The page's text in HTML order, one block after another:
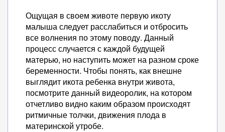
Ощущая в своем животе первую икоту
малыша следует расслабиться и отбросить
все волнения по этому поводу. Данный
процесс случается с каждой будущей
матерью, но наступить может на разном сроке
беременности. Чтобы понять, как внешне
выглядит икота ребенка внутри живота,
посмотрите данный видеоролик, на котором
отчетливо видно каким образом происходят
ритмичные толчки, движения плода в
материнской утробе.